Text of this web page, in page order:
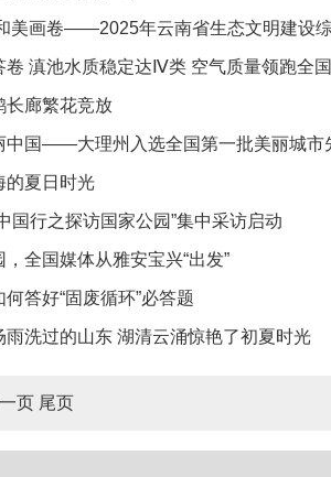
美画卷——2025年云南省生态文明建设
卷 滇池水质稳定达Ⅳ类 空气质量领跑全
长廊繁花竞放
中国——大理州入选全国第一批美丽城市
的夏日时光
国行之探访国家公园”集中采访启动
全国媒体从雅安宝兴“出发”
答好“固废循环”必答题
雨洗过的山东 湖清云涌惊艳了初夏时光
页 尾页